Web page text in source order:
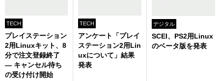
TECH
プレイステーション
2用Linuxキット、8
分で注文登録終了
― キャンセル待ち
の受け付け開始
TECH
アンケート「プレイ
ステーション2用Lin
uxについて」結果
発表
デジタル
SCEI、PS2用Linux
のベータ版を発表